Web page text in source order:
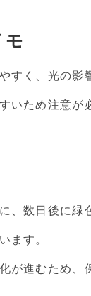
すく、光の影
いため注意が
、数日後に緑
ます。
が進むため、